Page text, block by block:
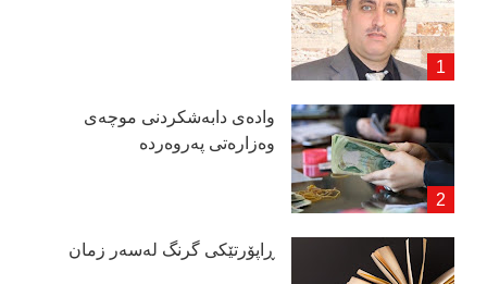
وادەی دابەشكردنی موچەی
وەزارەتی پەروەردە
ڕاپۆرتێكی گرنگ لەسەر زمان